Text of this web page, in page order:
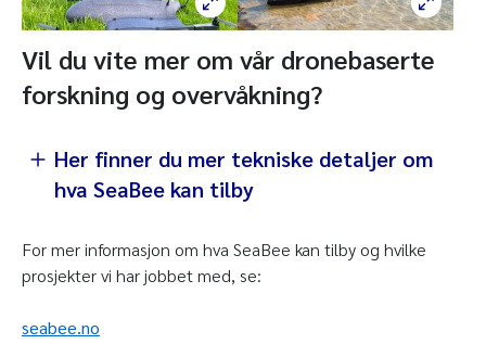
Vil du vite mer om vår dronebaserte
forskning og overvåkning?
Her finner du mer tekniske detaljer om
hva SeaBee kan tilby
DeltaQuad Pro EVOs (2 stk)
For mer informasjon om hva SeaBee kan tilby og hvilke
prosjekter vi har jobbet med, se:
seabee.no